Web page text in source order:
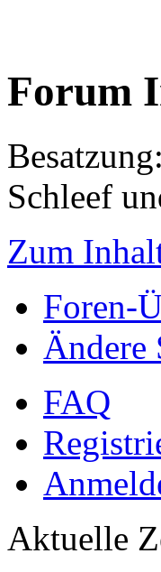
Forum
Schleef
Zum
Foren-
Ändere
FAQ
Aktuelle